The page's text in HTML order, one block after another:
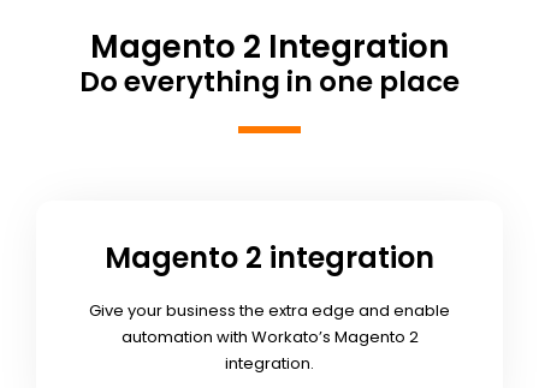
Magento 2 Integration
Do everything in one place
Magento 2 integration
Give your business the extra edge and enable
automation with Workato’s Magento 2
integration.